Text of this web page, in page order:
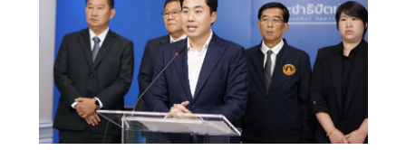
เพราะเมื่อเปิดสภามา